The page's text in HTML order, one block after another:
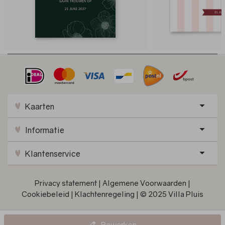
Kaarten
Informatie
Klantenservice
Privacy statement | Algemene Voorwaarden |
Cookiebeleid | Klachtenregeling | © 2025 Villa Pluis